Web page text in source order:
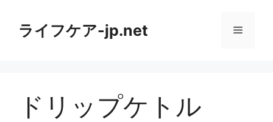
ライフケア-jp.net メ
ドリップケトル